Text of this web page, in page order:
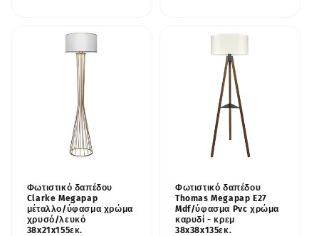
Φωτιστικό δαπέδου
Clarke Megapap
μέταλλο/ύφασμα χρώμα
χρυσό/λευκό
38x21x155εκ.
Φωτιστικό δαπέδου
Thomas Megapap E27
Mdf/ύφασμα Pvc χρώμα
καρυδί - κρεμ
38x38x135εκ.